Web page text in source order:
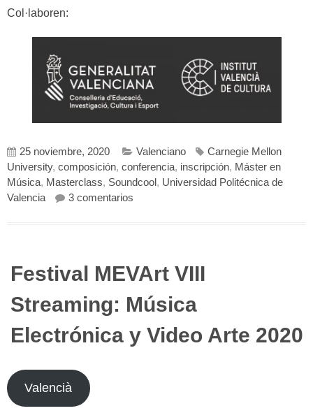
Col·laboren:
25 noviembre, 2020 Valenciano
Carnegie Mellon
University, composición, conferencia, inscripción, Máster en
Música, Masterclass, Soundcool , Universidad Politécnica de
Valencia
3 comentarios
Festival MEVArt VIII
Streaming: Música
Electrónica y Video Arte 2020
Valencià